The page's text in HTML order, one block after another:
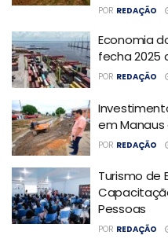
POR REDAÇÃO
Economia
fecha 2025
POR REDAÇÃO
em
POR REDAÇÃO
Turismo de
Pessoas
POR REDAÇÃO